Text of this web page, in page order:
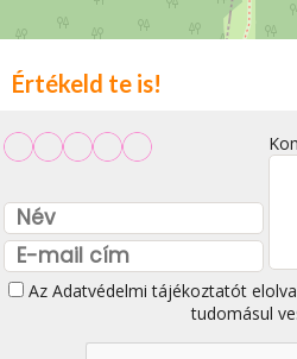
Értékeld te is!
Az Adatvédelmi tájékoztatót
tudomásul